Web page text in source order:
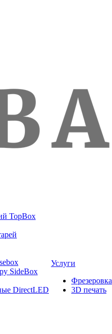
TopBox
SideBox
DirectLED
Услуги
Фрезеровка
3D печать